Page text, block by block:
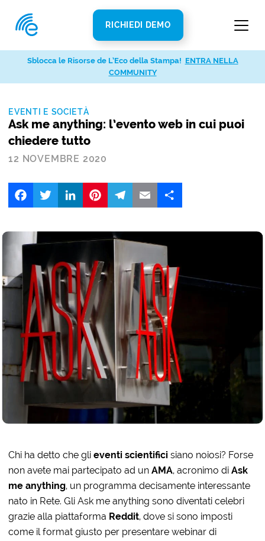
RICHIEDI DEMO
EVENTI E SOCIETÀ
Ask me anything: l’evento web in cui puoi
chiedere tutto
12 NOVEMBRE 2020
FacebookTwitter LinkedIn
Chi ha detto che glieventi scientifici siano noiosi? Forse
non avete mai partecipato ad unAMA, acronimo di Ask
me anything, un programma decisamente interessante
nato in Rete. Gli Ask me anything sono diventati celebri
grazie alla piattaforma Reddit, dove si sono imposti
come il format giusto per presentare webinar di
Sblocca le Risorse de L’Eco della Stampa! ENTRA NELLA
COMMUNITY